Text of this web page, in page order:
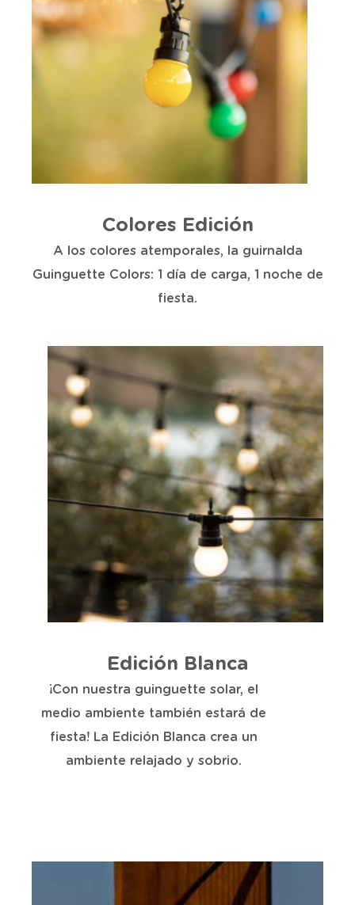
Añadir al carrito 9,99 €
Colores Edición
A los colores atemporales, la guirnalda
Guinguette Colors: 1 día de carga, 1 noche de
fiesta.
Edición Blanca
¡Con nuestra guinguette solar, el
medio ambiente también estará de
fiesta! La Edición Blanca crea un
ambiente relajado y sobrio.